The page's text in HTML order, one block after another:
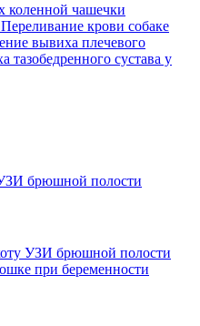
коленной чашечки
Переливание крови собаке
вывиха плечевого
тазобедренного сустава у
брюшной полости
УЗИ брюшной полости
при беременности